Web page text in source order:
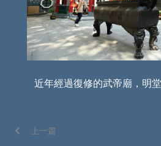
近年經過復修的武帝廟，明
上一篇